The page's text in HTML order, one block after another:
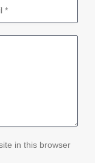
in this browser